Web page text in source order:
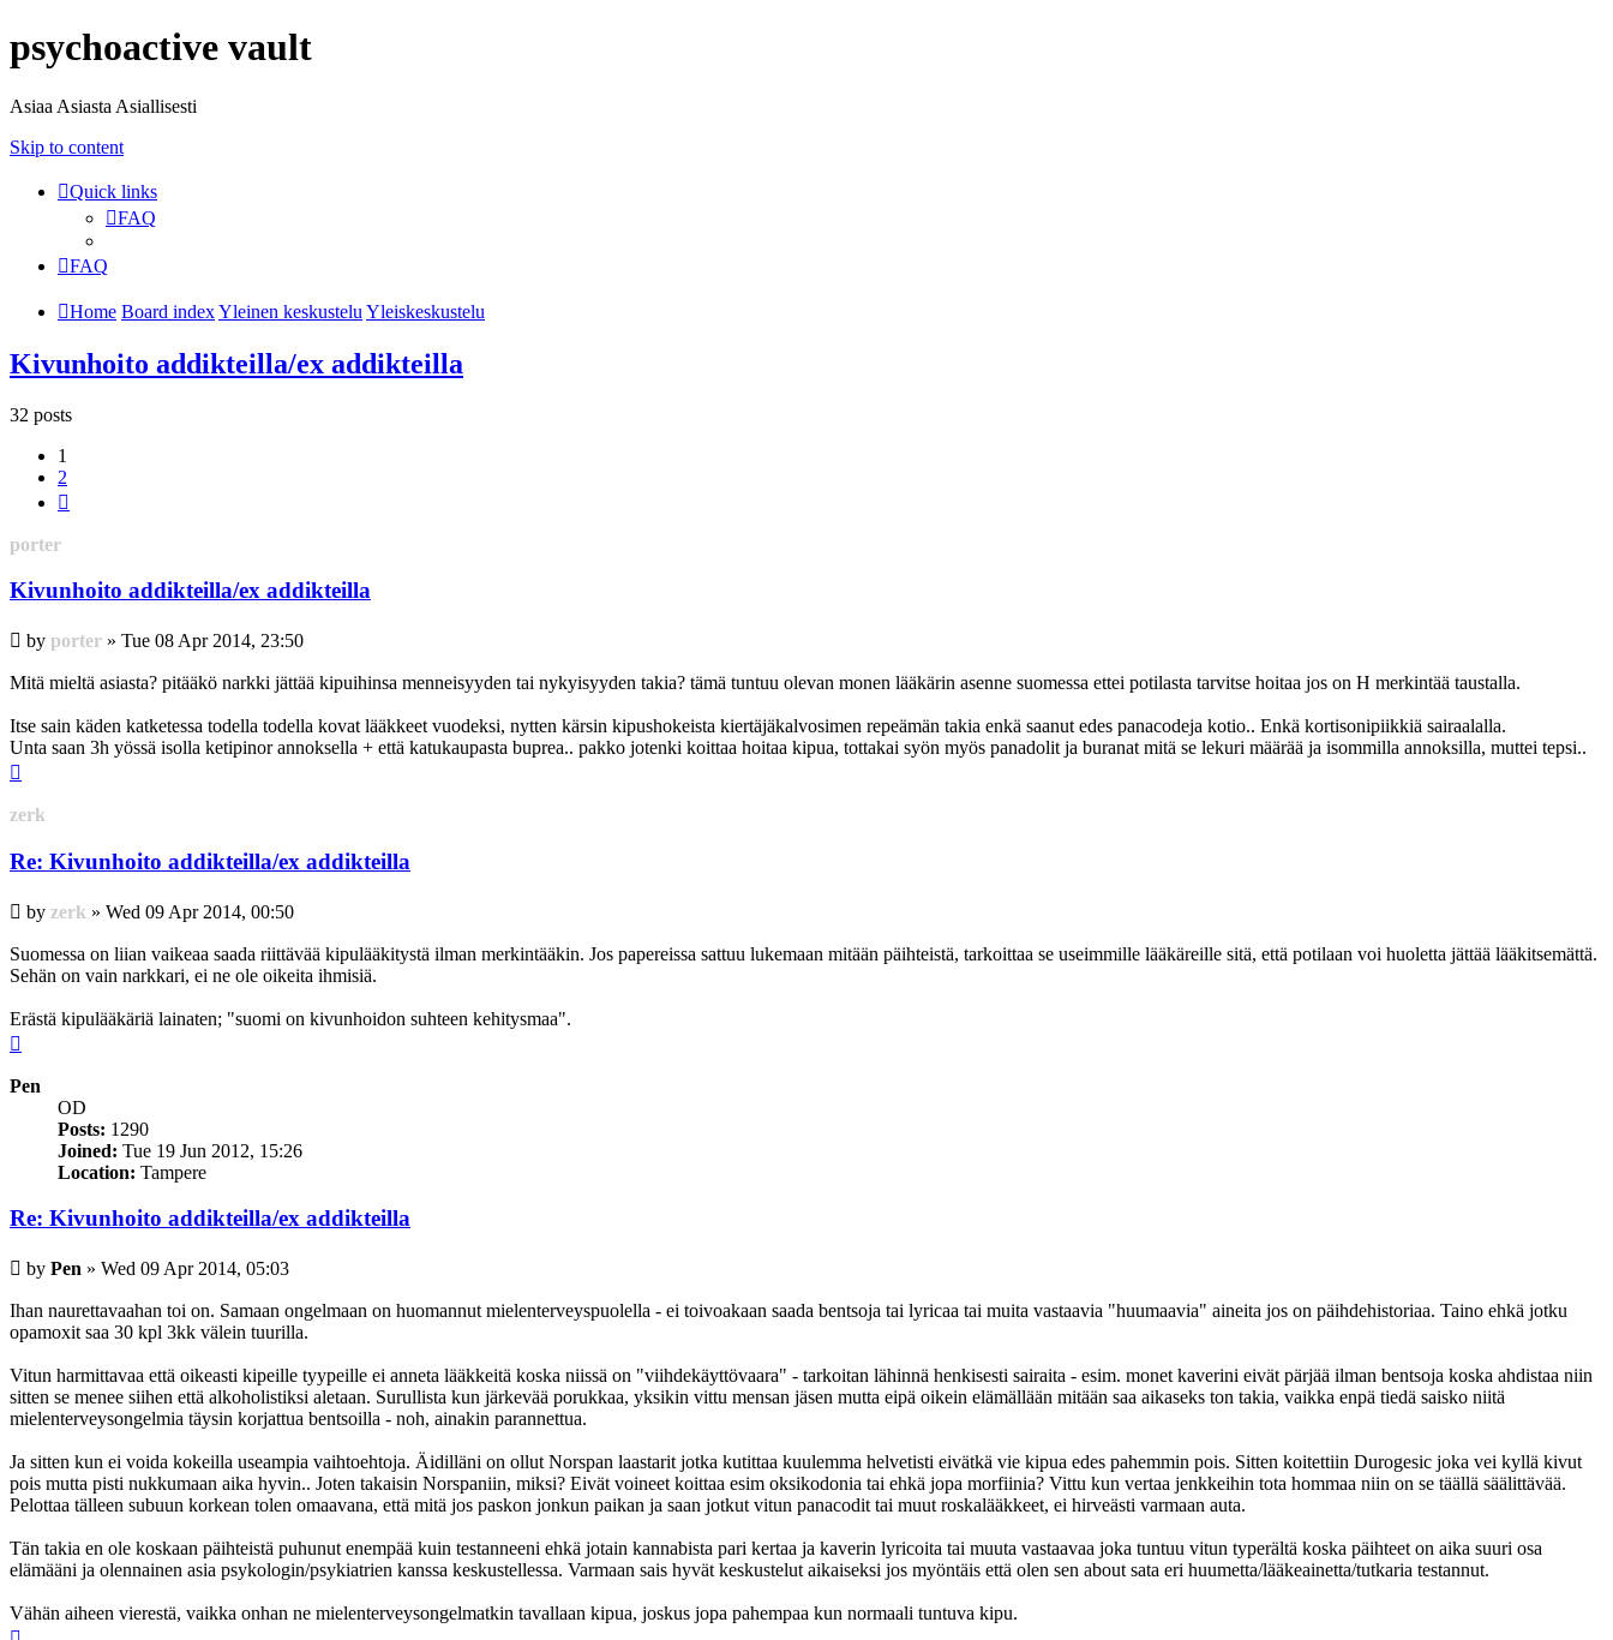
psychoactive vault
Asiaa Asiasta Asiallisesti
Skip to content
Quick links
FAQ
FAQ
Home Board indexYleinen keskustelu Yleiskeskustelu
Kivunhoito addikteilla/ex addikteilla
32 posts
1
2
porter
Kivunhoito addikteilla/ex addikteilla
Post
by porter » Tue 08 Apr 2014, 23:50
Mitä mieltä asiasta? pitääkö narkki jättää kipuihinsa menneisyyden tai nykyisyyden takia? tämä tuntuu olevan monen lääkärin asenne suomessa ettei potilasta tarvitse hoitaa jos on H merkintää taustalla.
Itse sain käden katketessa todella todella kovat lääkkeet vuodeksi, nytten kärsin kipushokeista kiertäjäkalvosimen repeämän takia enkä saanut edes panacodeja kotio.. Enkä kortisonipiikkiä sairaalalla.
Unta saan 3h yössä isolla ketipinor annoksella + että katukaupasta buprea.. pakko jotenki koittaa hoitaa kipua, tottakai syön myös panadolit ja buranat mitä se lekuri määrää ja isommilla annoksilla, muttei tepsi..
zerk
Re: Kivunhoito addikteilla/ex addikteilla
Post
by zerk » Wed 09 Apr 2014, 00:50
Suomessa on liian vaikeaa saada riittävää kipulääkitystä ilman merkintääkin. Jos papereissa sattuu lukemaan mitään päihteistä, tarkoittaa se useimmille lääkäreille sitä, että potilaan voi huoletta jättää lääkitsemättä.
Sehän on vain narkkari, ei ne ole oikeita ihmisiä.
Erästä kipulääkäriä lainaten; "suomi on kivunhoidon suhteen kehitysmaa".
Pen
OD
Posts: 1290
Joined: Tue 19 Jun 2012, 15:26
Location: Tampere
Re: Kivunhoito addikteilla/ex addikteilla
Post
by Pen » Wed 09 Apr 2014, 05:03
Ihan naurettavaahan toi on. Samaan ongelmaan on huomannut mielenterveyspuolella - ei toivoakaan saada bentsoja tai lyricaa tai muita vastaavia "huumaavia" aineita jos on päihdehistoriaa. Taino ehkä jotku
opamoxit saa 30 kpl 3kk välein tuurilla.
Vitun harmittavaa että oikeasti kipeille tyypeille ei anneta lääkkeitä koska niissä on "viihdekäyttövaara" - tarkoitan lähinnä henkisesti sairaita - esim. monet kaverini eivät pärjää ilman bentsoja koska ahdistaa niin
sitten se menee siihen että alkoholistiksi aletaan. Surullista kun järkevää porukkaa, yksikin vittu mensan jäsen mutta eipä oikein elämällään mitään saa aikaseks ton takia, vaikka enpä tiedä saisko niitä
mielenterveysongelmia täysin korjattua bentsoilla - noh, ainakin parannettua.
Ja sitten kun ei voida kokeilla useampia vaihtoehtoja. Äidilläni on ollut Norspan laastarit jotka kutittaa kuulemma helvetisti eivätkä vie kipua edes pahemmin pois. Sitten koitettiin Durogesic joka vei kyllä kivut
pois mutta pisti nukkumaan aika hyvin.. Joten takaisin Norspaniin, miksi? Eivät voineet koittaa esim oksikodonia tai ehkä jopa morfiinia? Vittu kun vertaa jenkkeihin tota hommaa niin on se täällä säälittävää.
Pelottaa tälleen subuun korkean tolen omaavana, että mitä jos paskon jonkun paikan ja saan jotkut vitun panacodit tai muut roskalääkkeet, ei hirveästi varmaan auta.
Tän takia en ole koskaan päihteistä puhunut enempää kuin testanneeni ehkä jotain kannabista pari kertaa ja kaverin lyricoita tai muuta vastaavaa joka tuntuu vitun typerältä koska päihteet on aika suuri osa
elämääni ja olennainen asia psykologin/psykiatrien kanssa keskustellessa. Varmaan sais hyvät keskustelut aikaiseksi jos myöntäis että olen sen about sata eri huumetta/lääkeainetta/tutkaria testannut.
Vähän aiheen vierestä, vaikka onhan ne mielenterveysongelmatkin tavallaan kipua, joskus jopa pahempaa kun normaali tuntuva kipu.